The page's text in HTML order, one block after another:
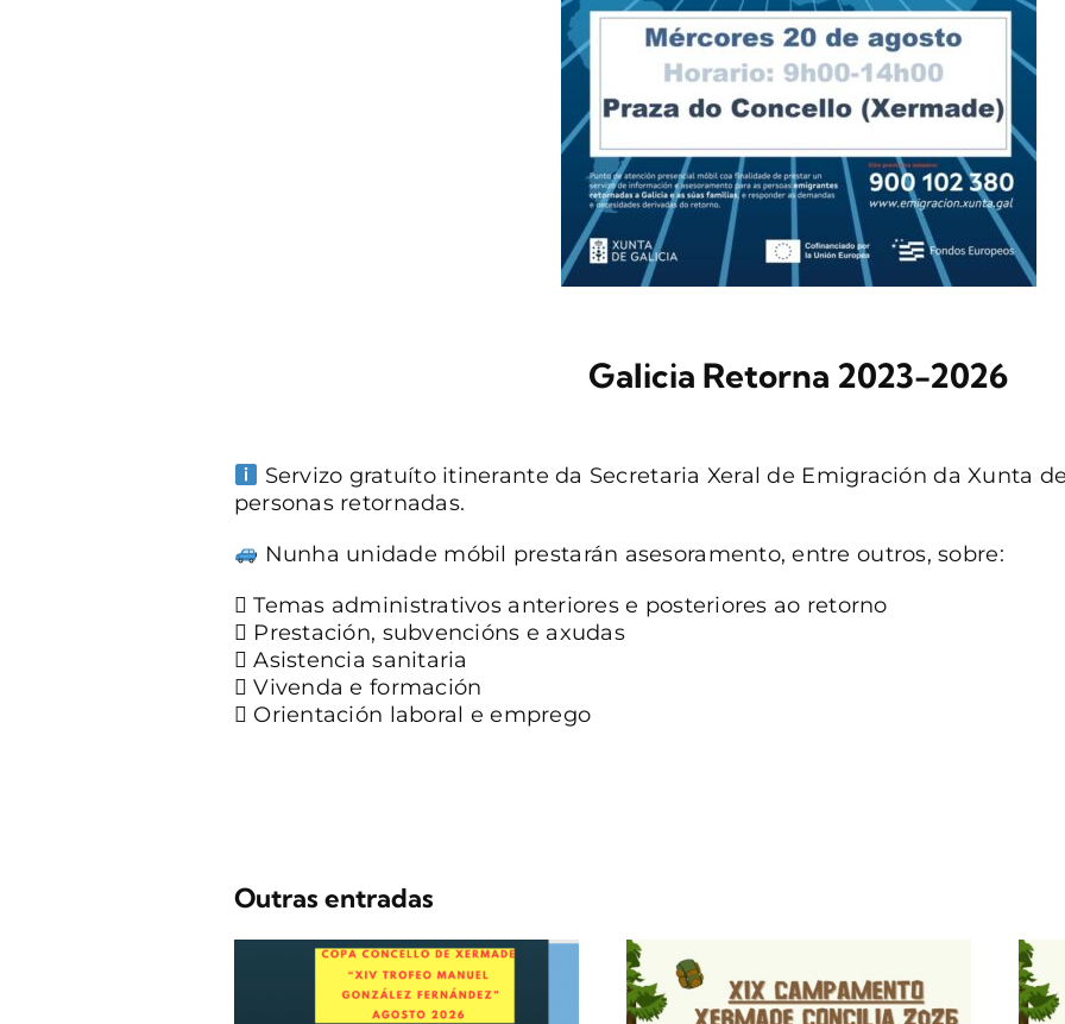
Galicia Retorna 2023-2026
Servizo gratuíto itinerante da Secretaria Xeral de Emigración da Xunta
personas retornadas.
Nunha unidade móbil prestarán asesoramento, entre outros, sobre:
 Temas administrativos anteriores e posteriores ao retorno
 Prestación, subvencións e axudas
 Asistencia sanitaria
 Vivenda e formación
 Orientación laboral e emprego
Outras entradas